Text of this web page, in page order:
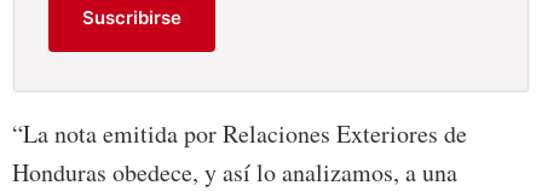
Suscribirse
“La nota emitida por Relaciones Exteriores de
Honduras obedece, y así lo analizamos, a una